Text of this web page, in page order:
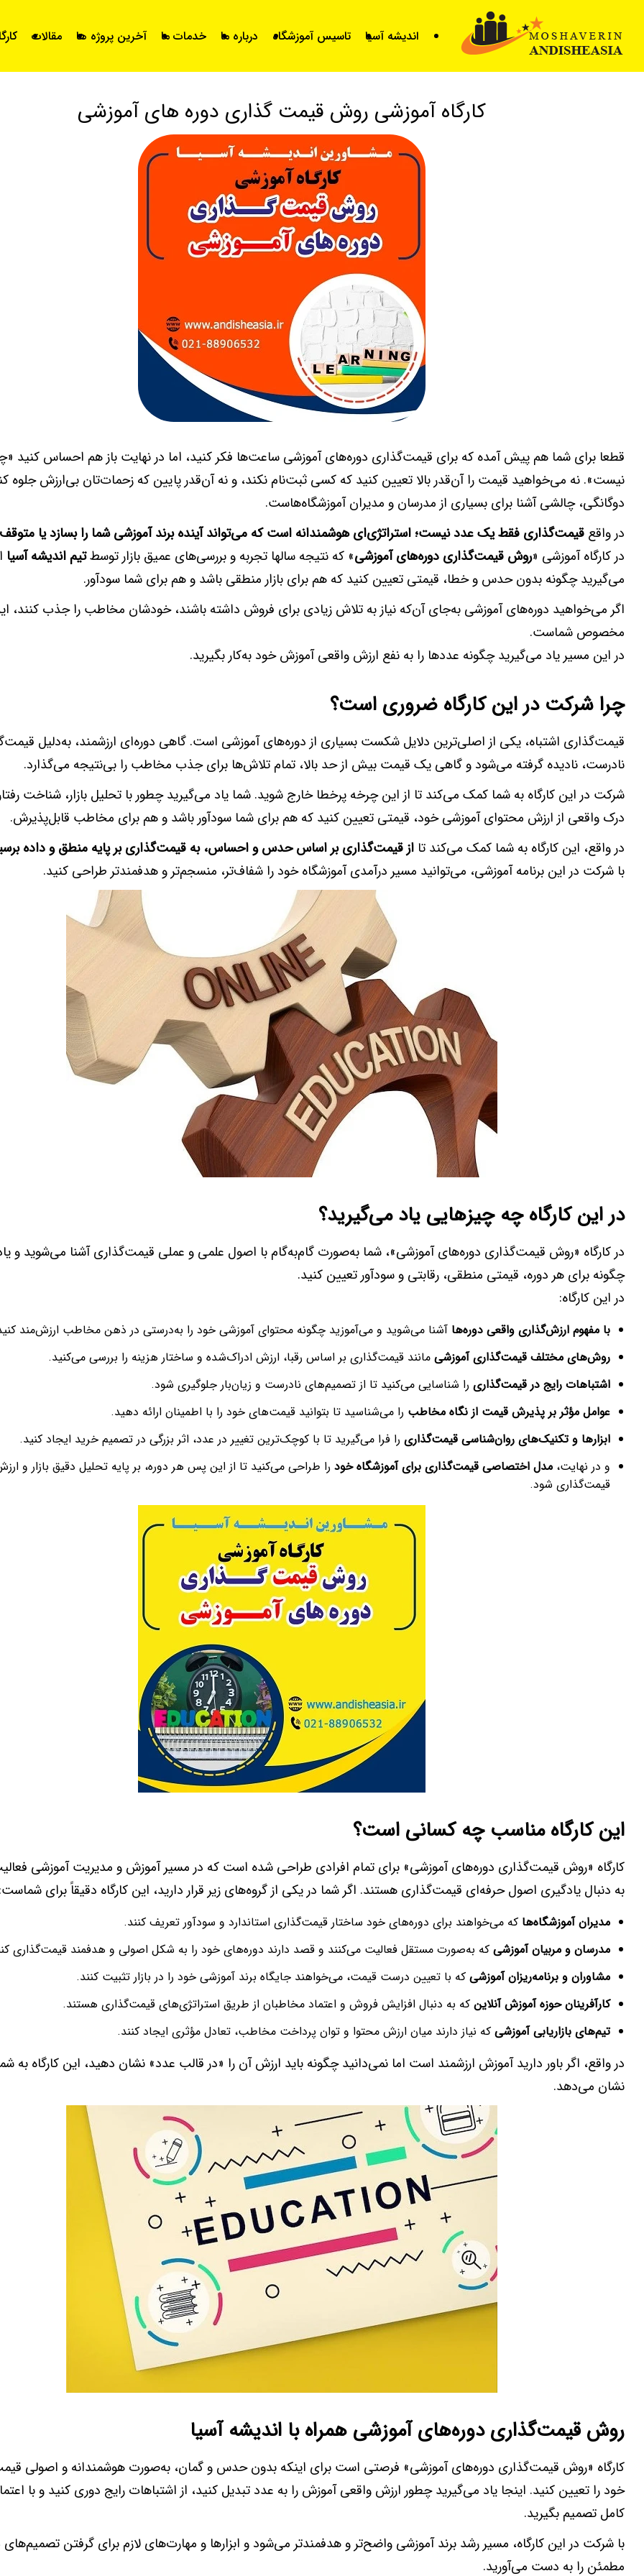
اندیشه آسیا تاسیس آموزشگاه درباره ما خدمات ما آخرین پروژه ها مقالات
کارگاه آموزشی روش قیمت گذاری دوره های آموزشی
قطعا برای شما هم پیش آمده که برای قیمت‌گذاری دوره‌های آموزشی‌ ساعت‌ها فکر کنید، اما در نهایت باز هم احساس کنید
نیست». نه می‌خواهید قیمت را آن‌قدر بالا تعیین کنید که کسی ثبت‌نام نکند، و نه آن‌قدر پایین که زحمات‌تان بی‌ارزش جلوه
دوگانگی، چالشی آشنا برای بسیاری از مدرسان و مدیران آموزشگاه‌هاست.
در واقع قیمت‌گذاری فقط یک عدد نیست؛ استراتژی‌ای هوشمندانه است که می‌تواند آینده برند آموزشی شما را بسازد یا
در کارگاه آموزشی «روش قیمت‌گذاری دوره‌های آموزشی» که نتیجه سالها تجربه و بررسی‌های عمیق بازار توسطتیم اندیشه آسیا
می‌گیرید چگونه بدون حدس و خطا، قیمتی تعیین کنید که هم برای بازار منطقی باشد و هم برای شما سودآور.
اگر می‌خواهید دوره‌های آموزشی به‌جای آن‌که نیاز به تلاش زیادی برای فروش داشته باشند، خودشان مخاطب را جذب کنند،
مخصوص شماست.
در این مسیر یاد می‌گیرید چگونه عددها را به نفع ارزش واقعی آموزش خود به‌کار بگیرید.
چرا شرکت در این کارگاه ضروری است؟
قیمت‌گذاری اشتباه، یکی از اصلی‌ترین دلایل شکست بسیاری از دوره‌های آموزشی است. گاهی دوره‌ای ارزشمند، به‌دلیل
نادرست، نادیده گرفته می‌شود و گاهی یک قیمت بیش از حد بالا، تمام تلاش‌ها برای جذب مخاطب را بی‌نتیجه می‌گذارد.
شرکت در این کارگاه به شما کمک می‌کند تا از این چرخه پرخطا خارج شوید. شما یاد می‌گیرید چطور با تحلیل بازار، شناخت
درک واقعی از ارزش محتوای آموزشی خود، قیمتی تعیین کنید که هم برای شما سودآور باشد و هم برای مخاطب قابل‌پذیرش.
در واقع، این کارگاه به شما کمک می‌کند تا از قیمت‌گذاری بر اساس حدس و احساس، به قیمت‌گذاری بر پایه منطق و داده
با شرکت در این برنامه آموزشی، می‌توانید مسیر درآمدی آموزشگاه خود را شفاف‌تر، منسجم‌تر و هدفمندتر طراحی کنید.
در این کارگاه چه چیزهایی یاد می‌گیرید؟
در کارگاه «روش قیمت‌گذاری دوره‌های آموزشی»، شما به‌صورت گام‌به‌گام با اصول علمی و عملی قیمت‌گذاری آشنا می‌شوید و
چگونه برای هر دوره، قیمتی منطقی، رقابتی و سودآور تعیین کنید.
در این کارگاه:
با مفهوم ارزش‌گذاری واقعی دوره‌ها آشنا می‌شوید و می‌آموزید چگونه محتوای آموزشی خود را به‌درستی در ذهن مخاطب ارزش‌مند
روش‌های مختلف قیمت‌گذاری آموزشی مانند قیمت‌گذاری بر اساس رقبا، ارزش ادراک‌شده و ساختار هزینه را بررسی می‌کنید.
اشتباهات رایج در قیمت‌گذاری را شناسایی می‌کنید تا از تصمیم‌های نادرست و زیان‌بار جلوگیری شود.
عوامل مؤثر بر پذیرش قیمت از نگاه مخاطب را می‌شناسید تا بتوانید قیمت‌های خود را با اطمینان ارائه دهید.
ابزارها و تکنیک‌های روان‌شناسی قیمت‌گذاری را فرا می‌گیرید تا با کوچک‌ترین تغییر در عدد، اثر بزرگی در تصمیم خرید ایجاد کنید.
و در نهایت، مدل اختصاصی قیمت‌گذاری برای آموزشگاه خود را طراحی می‌کنید تا از این پس هر دوره، بر پایه تحلیل دقیق بازار و
قیمت‌گذاری شود.
این کارگاه مناسب چه کسانی است؟
کارگاه «روش قیمت‌گذاری دوره‌های آموزشی» برای تمام افرادی طراحی شده است که در مسیر آموزش و مدیریت آموزشی
به دنبال یادگیری اصول حرفه‌ای قیمت‌گذاری هستند. اگر شما در یکی از گروه‌های زیر قرار دارید، این کارگاه دقیقاً برای شماست:
مدیران آموزشگاه‌ها که می‌خواهند برای دوره‌های خود ساختار قیمت‌گذاری استاندارد و سودآور تعریف کنند.
مدرسان و مربیان آموزشی که به‌صورت مستقل فعالیت می‌کنند و قصد دارند دوره‌های خود را به شکل اصولی و هدفمند قیمت‌گذاری
مشاوران و برنامه‌ریزان آموزشی که با تعیین درست قیمت، می‌خواهند جایگاه برند آموزشی خود را در بازار تثبیت کنند.
کارآفرینان حوزه آموزش آنلاین که به دنبال افزایش فروش و اعتماد مخاطبان از طریق استراتژی‌های قیمت‌گذاری هستند.
تیم‌های بازاریابی آموزشی که نیاز دارند میان ارزش محتوا و توان پرداخت مخاطب، تعادل مؤثری ایجاد کنند.
در واقع، اگر باور دارید آموزش ارزشمند است اما نمی‌دانید چگونه باید ارزش آن را «در قالب عدد» نشان دهید، این کارگاه به
نشان می‌دهد.
روش قیمت‌گذاری دوره‌های آموزشی همراه با اندیشه آسیا
کارگاه «روش قیمت‌گذاری دوره‌های آموزشی» فرصتی است برای اینکه بدون حدس و گمان، به‌صورت هوشمندانه و اصولی
خود را تعیین کنید. اینجا یاد می‌گیرید چطور ارزش واقعی آموزش را به عدد تبدیل کنید، از اشتباهات رایج دوری کنید و با
کامل تصمیم بگیرید.
با شرکت در این کارگاه، مسیر رشد برند آموزشی واضح‌تر و هدفمندتر می‌شود و ابزارها و مهارت‌های لازم برای گرفتن
مطمئن را به دست می‌آورید.